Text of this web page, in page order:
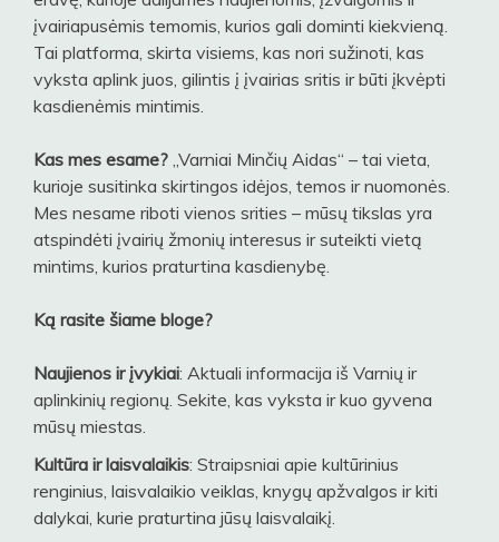
įvairiapusėmis temomis, kurios gali dominti kiekvieną.
Tai platforma, skirta visiems, kas nori sužinoti, kas
vyksta aplink juos, gilintis į įvairias sritis ir būti įkvėpti
kasdienėmis mintimis.
Kas mes esame? „Varniai Minčių Aidas“ – tai vieta,
kurioje susitinka skirtingos idėjos, temos ir nuomonės.
Mes nesame riboti vienos srities – mūsų tikslas yra
atspindėti įvairių žmonių interesus ir suteikti vietą
mintims, kurios praturtina kasdienybę.
Ką rasite šiame bloge?
Naujienos ir įvykiai: Aktuali informacija iš Varnių ir
aplinkinių regionų. Sekite, kas vyksta ir kuo gyvena
mūsų miestas.
Kultūra ir laisvalaikis: Straipsniai apie kultūrinius
renginius, laisvalaikio veiklas, knygų apžvalgos ir kiti
dalykai, kurie praturtina jūsų laisvalaikį.